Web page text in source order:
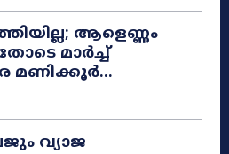
ആളെണ്ണം
മാർച്ച്
മണിക്കൂർ...
വ്യാജ